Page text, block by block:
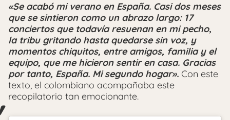
«Se acabó mi verano en España. Casi dos meses
que se sintieron como un abrazo largo: 17
conciertos que todavía resuenan en mi pecho,
la tribu gritando hasta quedarse sin voz, y
momentos chiquitos, entre amigos, familia y el
equipo, que me hicieron sentir en casa. Gracias
por tanto, España. Mi segundo hogar». Con este
texto, el colombiano acompañaba este
recopilatorio tan emocionante.